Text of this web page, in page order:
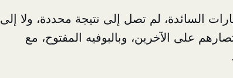
السائدة، لم تصل إلى نتيجة محددة، ولا إلى
على الآخرين، وبالبوفيه المفتوح، مع